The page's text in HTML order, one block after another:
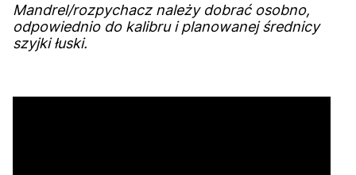
Mandrel/rozpychacz należy dobrać osobno,
odpowiednio do kalibru i planowanej średnicy
szyjki łuski.